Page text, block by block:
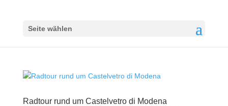
Seite wählen
Radtour rund um Castelvetro di Modena